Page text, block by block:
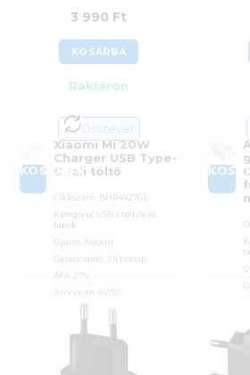
3 990 Ft
KOSÁRBA
Raktáron
Összevet
KOSÁRBA
Xiaomi Mi 20W
Charger USB Type-
C fali töltő
Cikkszám: BHR4927GL
Kategória: USB-s töltők és
tápok
Gyártó: Xiaomi
Garanciaidő: 24 hónap
ÁFA: 27%
Azonosító: 45702
3 990